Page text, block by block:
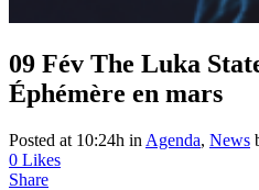
09 Fév The Luka
Éphémère en mars
Posted at 10:24h in Agenda, News
0 Likes
Share